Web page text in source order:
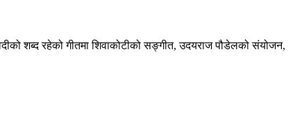
शब्द रहेको गीतमा शिवाकोटीको सङ्गीत, उदयराज पौडेलको संयोजन,